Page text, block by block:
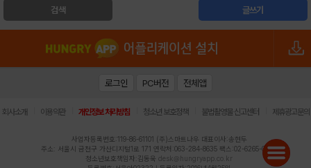
검색 글쓰기
로그인 PC버전 전체앱
회사소개 이용약관 개인정보 처리방침 청소년 보호정책 불법촬영물 신고센터 제휴광고문의
사업자등록번호:119-86-61101 (주)스마트나우 대표이사:송현두
주소: 서울시 금천구 가산디지털1로 171 연락처:063-284-8635 팩스:02-6265-0377
청소년보호책임자:김동욱 desk@hungryapp.co.kr